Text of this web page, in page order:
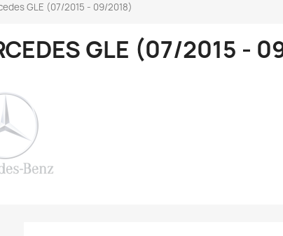
GLE (07/2015 - 09/2018)
GLE (07/2015 -